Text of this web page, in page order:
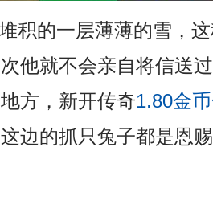
积的一层薄薄的雪，
他就不会亲自将信送
方，新开传奇1.80金
边的抓只兔子都是恩